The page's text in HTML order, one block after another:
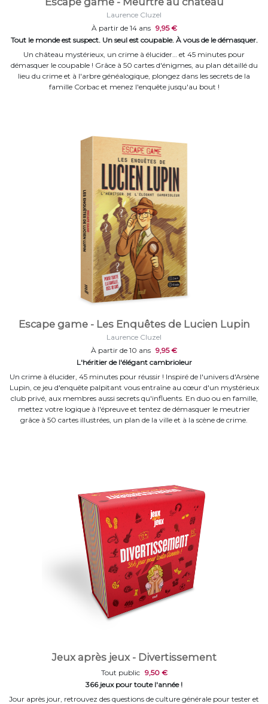
Laurence Cluzel
À partir de 14 ans 9,95 €
Tout le monde est suspect. Un seul est coupable. À vous de le démasquer.
Un château mystérieux, un crime à élucider… et 45 minutes pour
démasquer le coupable ! Grâce à 50 cartes d'énigmes, au plan détaillé du
lieu du crime et à l'arbre généalogique, plongez dans les secrets de la
famille Corbac et menez l'enquête jusqu'au bout !
Escape game - Les Enquêtes de Lucien Lupin
Laurence Cluzel
À partir de 10 ans 9,95 €
L'héritier de l'élégant cambrioleur
Un crime à élucider, 45 minutes pour réussir ! Inspiré de l'univers d'Arsène
Lupin, ce jeu d'enquête palpitant vous entraîne au cœur d'un mystérieux
club privé, aux membres aussi secrets qu'influents. En duo ou en famille,
mettez votre logique à l'épreuve et tentez de démasquer le meutrier
grâce à 50 cartes illustrées, un plan de la ville et à la scène de crime.
Jeux après jeux - Divertissement
Tout public 9,50 €
366 jeux pour toute l'année !
Jour après jour, retrouvez des questions de culture générale pour tester et